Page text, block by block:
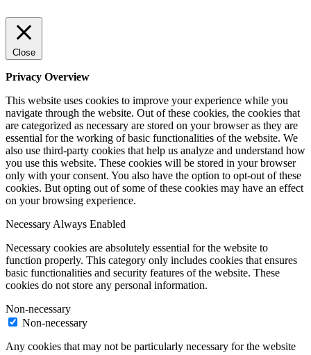
Close
Privacy Overview
This website uses cookies to improve your experience while you
navigate through the website. Out of these cookies, the cookies that
are categorized as necessary are stored on your browser as they are
essential for the working of basic functionalities of the website. We
also use third-party cookies that help us analyze and understand how
you use this website. These cookies will be stored in your browser
only with your consent. You also have the option to opt-out of these
cookies. But opting out of some of these cookies may have an effect
on your browsing experience.
NecessaryAlways Enabled
Necessary cookies are absolutely essential for the website to
function properly. This category only includes cookies that ensures
basic functionalities and security features of the website. These
cookies do not store any personal information.
Non-necessary
Non-necessary
Any cookies that may not be particularly necessary for the website